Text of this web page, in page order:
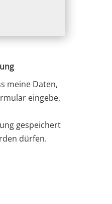
meine Daten,
eingebe,
gespeichert
dürfen.